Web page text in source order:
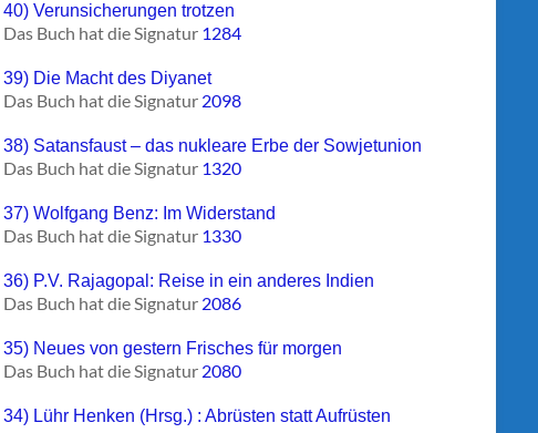
40) Verunsicherungen trotzen
Das Buch hat die Signatur 1284
39) Die Macht des Diyanet
Das Buch hat die Signatur 2098
38) Satansfaust – das nukleare Erbe der Sowjetunion
Das Buch hat die Signatur 1320
37) Wolfgang Benz: Im Widerstand
Das Buch hat die Signatur 1330
36) P.V. Rajagopal: Reise in ein anderes Indien
Das Buch hat die Signatur 2086
35) Neues von gestern Frisches für morgen
Das Buch hat die Signatur 2080
34) Lühr Henken (Hrsg.) : Abrüsten statt Aufrüsten